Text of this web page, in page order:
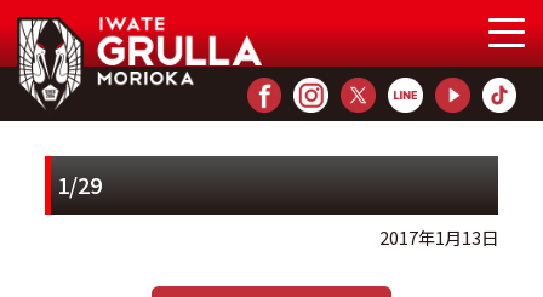
1/29
2017年1月13日